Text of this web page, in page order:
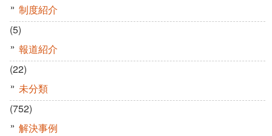
制度紹介
(5)
報道紹介
(22)
未分類
(752)
解決事例